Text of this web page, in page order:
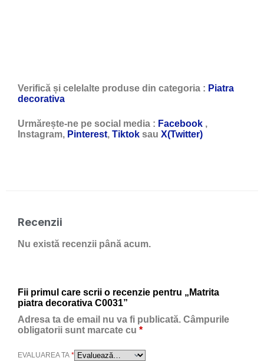
Verifică și celelalte produse din categoria : Piatra
decorativa
Urmărește-ne pe social media : Facebook ,
Instagram, Pinterest, Tiktok sau X(Twitter)
Recenzii
Nu există recenzii până acum.
Fii primul care scrii o recenzie pentru „Matrita
piatra decorativa C0031”
Adresa ta de email nu va fi publicată. Câmpurile
obligatorii sunt marcate cu *
EVALUAREA TA *